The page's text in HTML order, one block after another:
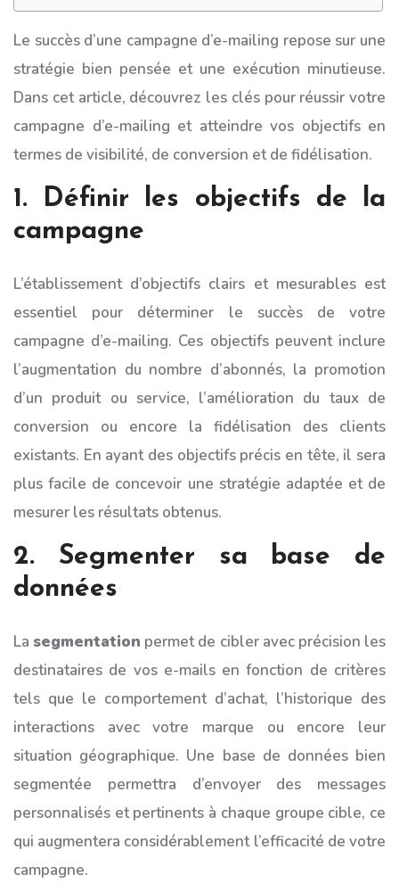
Le succès d’une campagne d’e-mailing repose sur une
stratégie bien pensée et une exécution minutieuse.
Dans cet article, découvrez les clés pour réussir votre
campagne d’e-mailing et atteindre vos objectifs en
termes de visibilité, de conversion et de fidélisation.
1. Définir les objectifs de la
campagne
L’établissement d’objectifs clairs et mesurables est
essentiel pour déterminer le succès de votre
campagne d’e-mailing. Ces objectifs peuvent inclure
l’augmentation du nombre d’abonnés, la promotion
d’un produit ou service, l’amélioration du taux de
conversion ou encore la fidélisation des clients
existants. En ayant des objectifs précis en tête, il sera
plus facile de concevoir une stratégie adaptée et de
mesurer les résultats obtenus.
2. Segmenter sa base de
données
La segmentation permet de cibler avec précision les
destinataires de vos e-mails en fonction de critères
tels que le comportement d’achat, l’historique des
interactions avec votre marque ou encore leur
situation géographique. Une base de données bien
segmentée permettra d’envoyer des messages
personnalisés et pertinents à chaque groupe cible, ce
qui augmentera considérablement l’efficacité de votre
campagne.